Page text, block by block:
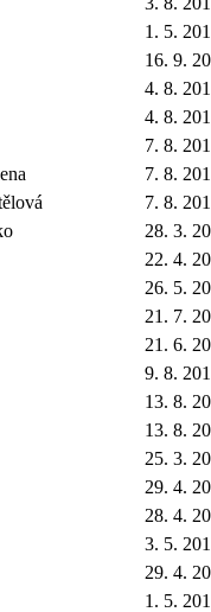
1. 5.
16. 9.
4. 8.
4. 8.
7. 8.
7. 8.
7. 8.
28. 3.
22. 4.
26. 5.
21. 7.
21. 6.
9. 8.
13. 8.
13. 8.
25. 3.
29. 4.
28. 4.
3. 5.
29. 4.
1. 5.